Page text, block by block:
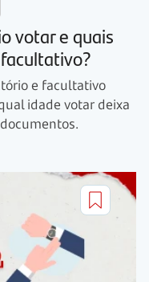
votar e quais
e facultativo
idade votar deixa